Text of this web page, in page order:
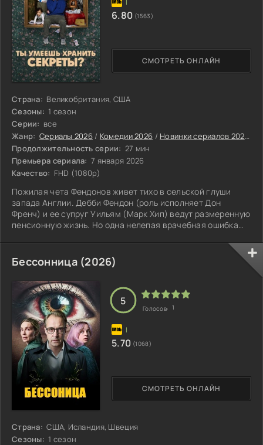
Страна: Великобритания, США
Сезоны: 1 сезон
Серии: все
Жанр: Сериалы 2026 / Комедии 2026 / Новинки сериалов 2026
Продолжительность серии: 27 мин
Премьера сериала: 7 января 2026
Качество: FHD (1080p)
Пожилая чета Фендонов живет тихо в сельской глуши
запада Англии. Дебби Фендон (роль исполняет Дон
Френч) и ее супруг Уильям (Марк Хип) ведут размеренную
пенсионную жизнь. Но одна нелепая врачебная ошибка
тревогой за пациентов, по ошибке объявляет Уильяма
мертвым — он просто крепко спал. Более того, она
оформляет официальный документ о смерти. Получив его,
Дебби решается на отчаянный шаг: оформить страховую
выплату. Вскоре у нее оказывается
СМОТРЕТЬ ОНЛАЙН
6.80 (1563)
Бессонница (2026)
Страна: США, Исландия, Швеция
Сезоны: 1 сезон
СМОТРЕТЬ ОНЛАЙН
5
Голосов: 1
5.70 (1068)